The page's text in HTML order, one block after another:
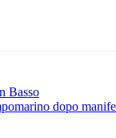
Basso
dopo